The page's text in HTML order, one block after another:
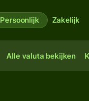
Persoonlijk Zakelijk
Alle valuta bekijken